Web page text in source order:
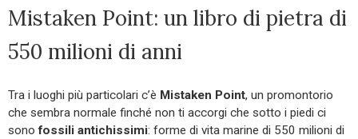
Mistaken Point: un libro di pietra di
550 milioni di anni
Tra i luoghi più particolari c’è Mistaken Point, un promontorio
che sembra normale finché non ti accorgi che sotto i piedi ci
sonofossili antichissimi: forme di vita marine di 550 milioni di